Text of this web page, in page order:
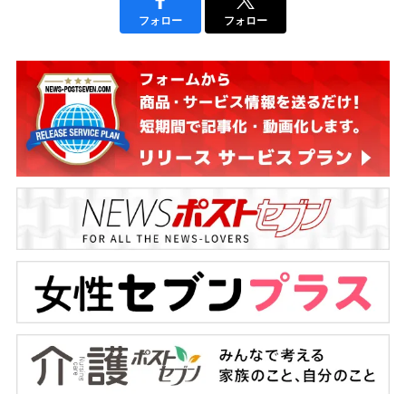
フォロー フォロー